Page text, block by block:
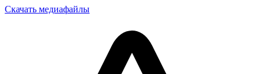
Скачать медиафайлы